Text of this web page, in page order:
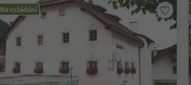
Na vyžádání